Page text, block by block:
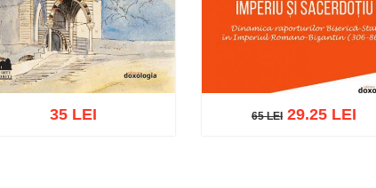
35 LEI 65 LEI 29.25 LEI